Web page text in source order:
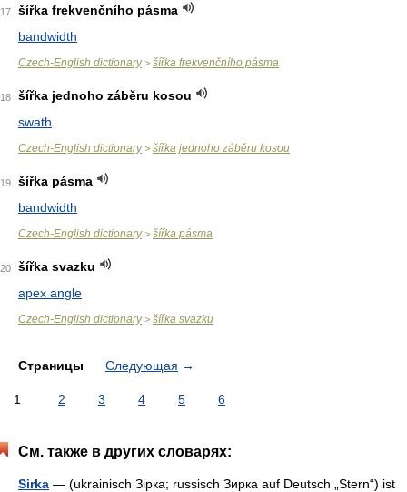
17
šířka frekvenčního pásma
bandwidth
Czech-English dictionary> šířka frekvenčního pásma
18
šířka jednoho záběru kosou
swath
Czech-English dictionary> šířka jednoho záběru kosou
19
šířka pásma
bandwidth
Czech-English dictionary> šířka pásma
20
šířka svazku
apex angle
Czech-English dictionary> šířka svazku
Страницы Следующая →
1 2 3 4 5 6
См. также в других словарях:
Sirka — (ukrainisch Зірка; russisch Зирка auf Deutsch „Stern“) ist